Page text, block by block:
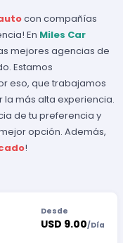
con compañías
En Miles Car
mejores agencias de
Estamos
eso, que trabajamos
más alta experiencia.
de tu preferencia y
opción. Además,
!
Desde
USD 9.00/Día